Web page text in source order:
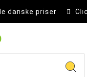
danske priser